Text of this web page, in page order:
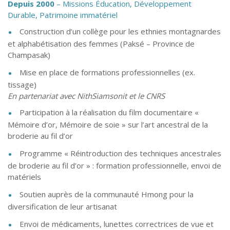
Depuis 2000 – Missions Éducation, Développement
Durable, Patrimoine immatériel
Construction d’un collège pour les ethnies montagnardes
et alphabétisation des femmes (Paksé – Province de
Champasak)
Mise en place de formations professionnelles (ex.
tissage)
En partenariat avec NithSiamsonit et le CNRS
Participation à la réalisation du film documentaire «
Mémoire d’or, Mémoire de soie » sur l’art ancestral de la
broderie au fil d’or
Programme « Réintroduction des techniques ancestrales
de broderie au fil d’or » : formation professionnelle, envoi de
matériels
Soutien auprès de la communauté Hmong pour la
diversification de leur artisanat
Envoi de médicaments, lunettes correctrices de vue et